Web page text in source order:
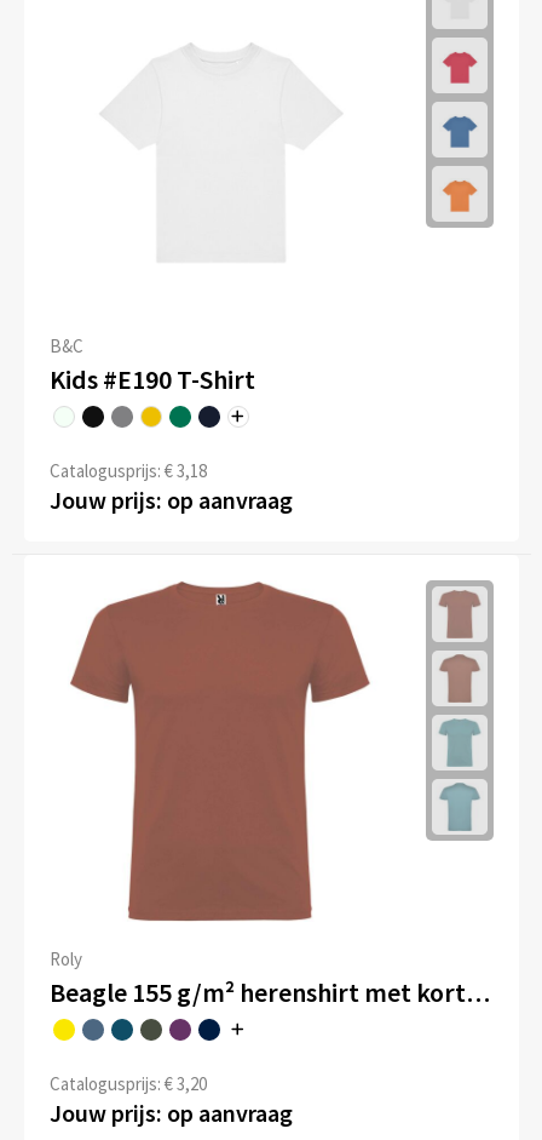
B&C
Kids #E190 T-Shirt
Catalogusprijs: € 3,18
Jouw prijs: op aanvraag
Roly
Beagle 155 g/m² herenshirt met korte mouwen
Catalogusprijs: € 3,20
Jouw prijs: op aanvraag